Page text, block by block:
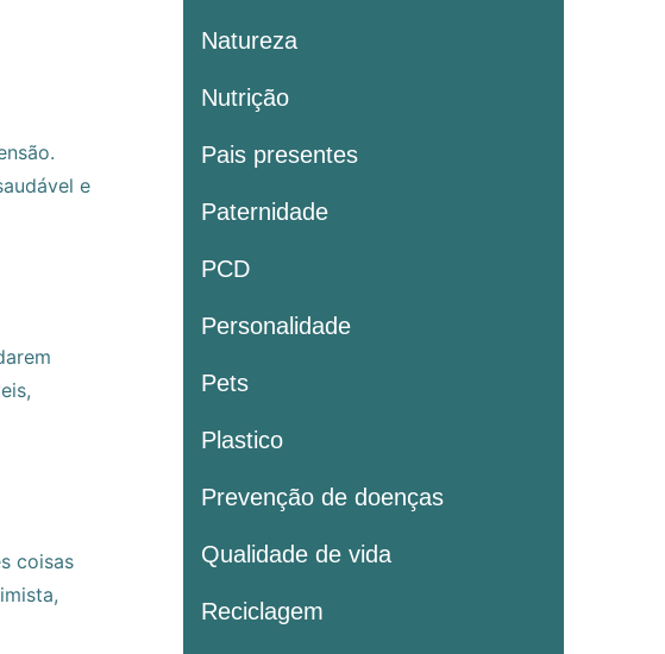
e
coisas
Natureza
Nutrição
Pais presentes
Paternidade
PCD
Personalidade
Pets
Plastico
Prevenção de doenças
Qualidade de vida
Reciclagem